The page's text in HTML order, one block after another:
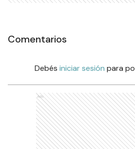
Comentarios
Debés iniciar sesión para
Ads